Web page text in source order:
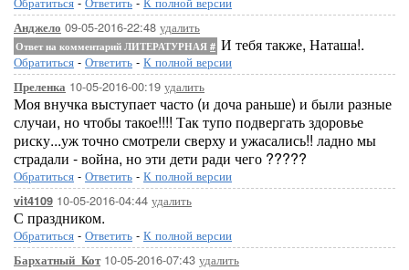
Анджело 09-05-2016-22:48 удалить
Ответ на комментарий ЛИТЕРАТУРНАЯ # И тебя также, Наташа!.
Обратиться - Ответить - К полной версии
Преленка 10-05-2016-00:19 удалить
Моя внучка выступает часто (и доча раньше) и были разные
случаи, но чтобы такое!!!! Так тупо подвергать здоровье
риску...уж точно смотрели сверху и ужасались!! ладно мы
страдали - война, но эти дети ради чего ?????
Обратиться - Ответить - К полной версии
vit4109 10-05-2016-04:44 удалить
С праздником.
Обратиться - Ответить - К полной версии
Бархатный_Кот10-05-2016-07:43 удалить